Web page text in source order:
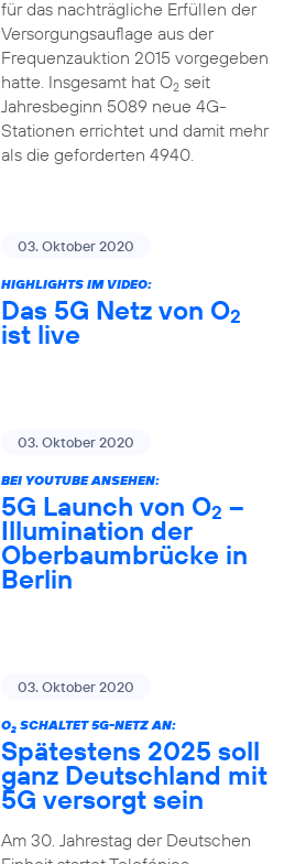
für das nachträgliche Erfüllen der
Versorgungsauflage aus der
Frequenzauktion 2015 vorgegeben
hatte. Insgesamt hat O2seit
Jahresbeginn 5089 neue 4G-
Stationen errichtet und damit mehr
als die geforderten 4940.
03. Oktober 2020
HIGHLIGHTS IM VIDEO:
Das 5G Netz von O2
ist live
03. Oktober 2020
BEI YOUTUBE ANSEHEN:
5G Launch von O2 –
Illumination der
Oberbaumbrücke in
Berlin
03. Oktober 2020
O2SCHALTET 5G-NETZ AN:
Spätestens 2025 soll
ganz Deutschland mit
5G versorgt sein
Am 30. Jahrestag der Deutschen